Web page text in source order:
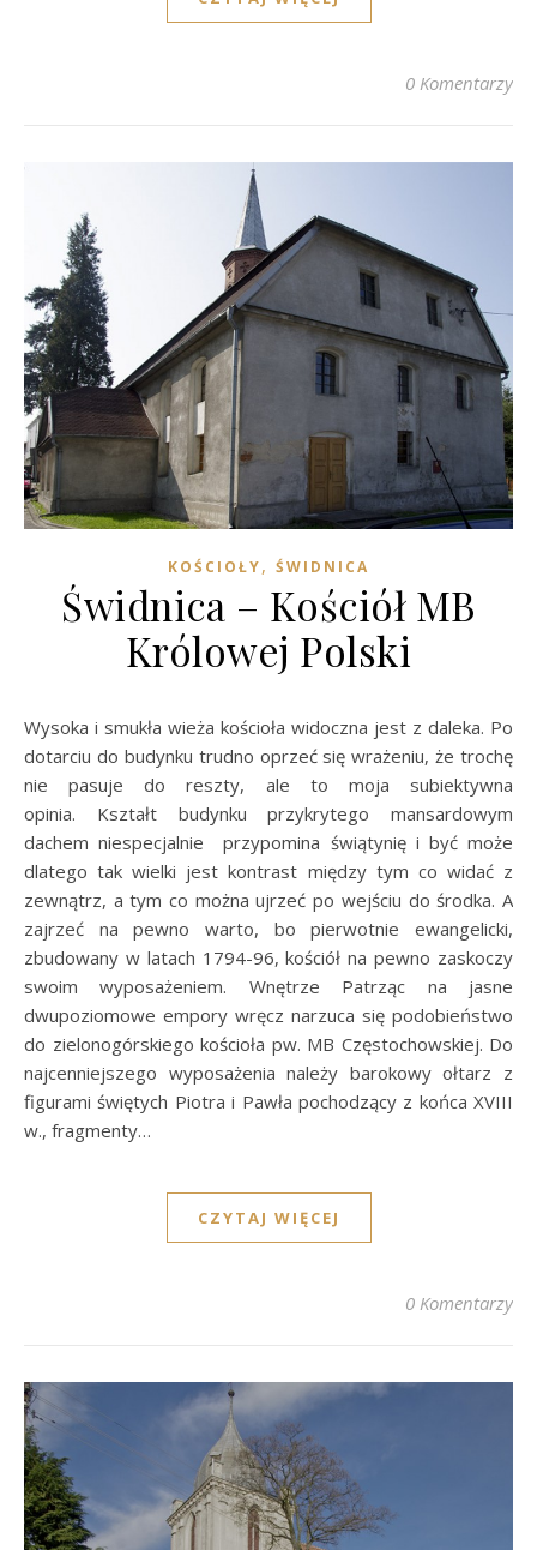
0 Komentarzy
KOŚCIOŁY, ŚWIDNICA
Świdnica – Kościół MB
Królowej Polski
Wysoka i smukła wieża kościoła widoczna jest z daleka. Po
dotarciu do budynku trudno oprzeć się wrażeniu, że trochę
nie pasuje do reszty, ale to moja subiektywna
opinia. Kształt budynku przykrytego mansardowym
dachem niespecjalnie przypomina świątynię i być może
dlatego tak wielki jest kontrast między tym co widać z
zewnątrz, a tym co można ujrzeć po wejściu do środka. A
zajrzeć na pewno warto, bo pierwotnie ewangelicki,
zbudowany w latach 1794-96, kościół na pewno zaskoczy
swoim wyposażeniem. Wnętrze Patrząc na jasne
dwupoziomowe empory wręcz narzuca się podobieństwo
do zielonogórskiego kościoła pw. MB Częstochowskiej. Do
najcenniejszego wyposażenia należy barokowy ołtarz z
figurami świętych Piotra i Pawła pochodzący z końca XVIII
w., fragmenty…
CZYTAJ WIĘCEJ
0 Komentarzy